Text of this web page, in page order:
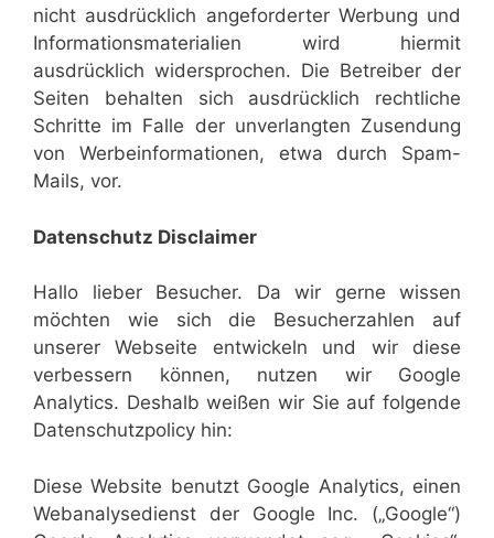
nicht ausdrücklich angeforderter Werbung und
Informationsmaterialien wird hiermit
ausdrücklich widersprochen. Die Betreiber der
Seiten behalten sich ausdrücklich rechtliche
Schritte im Falle der unverlangten Zusendung
von Werbeinformationen, etwa durch Spam-
Mails, vor.
Datenschutz Disclaimer
Hallo lieber Besucher. Da wir gerne wissen
möchten wie sich die Besucherzahlen auf
unserer Webseite entwickeln und wir diese
verbessern können, nutzen wir Google
Analytics. Deshalb weißen wir Sie auf folgende
Datenschutzpolicy hin:
Diese Website benutzt Google Analytics, einen
Webanalysedienst der Google Inc. („Google“)